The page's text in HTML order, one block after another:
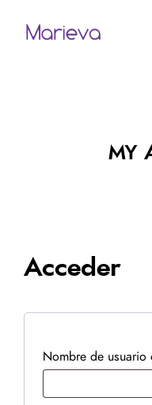
MY
Acceder
Nombre de